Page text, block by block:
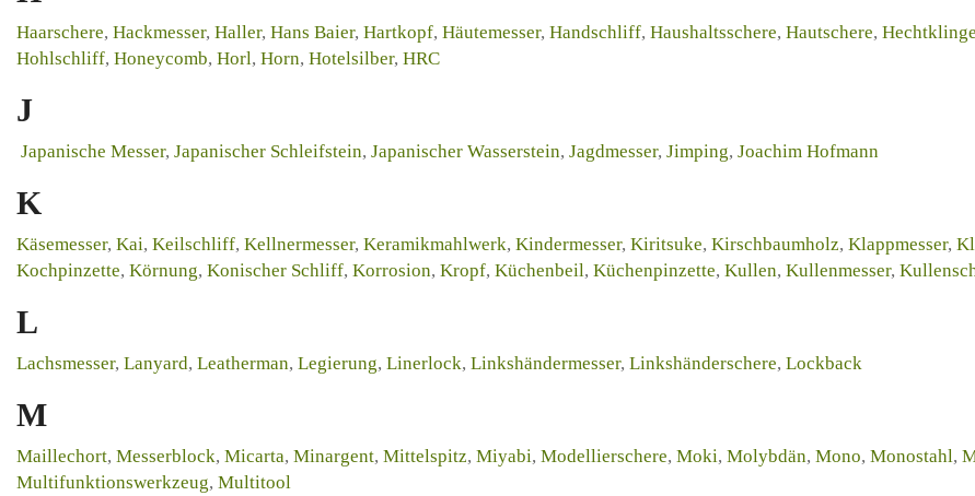
Haarschere, Hackmesser, Haller, Hans Baier, Hartkopf, Häutemesser, Handschliff, Haushaltsschere, Hautschere, Hechtklinge
Hohlschliff, Honeycomb, Horl, Horn, Hotelsilber, HRC
J
Japanische Messer, Japanischer Schleifstein, Japanischer Wasserstein, Jagdmesser, Jimping, Joachim Hofmann
K
Käsemesser, Kai, Keilschliff, Kellnermesser, Keramikmahlwerk, Kindermesser, Kiritsuke, Kirschbaumholz, Klappmesser,
Kochpinzette, Körnung, Konischer Schliff, Korrosion, Kropf, Küchenbeil, Küchenpinzette, Kullen, Kullenmesser,
L
Lachsmesser, Lanyard, Leatherman, Legierung, Linerlock, Linkshändermesser, Linkshänderschere, Lockback
M
Maillechort, Messerblock, Micarta, Minargent, Mittelspitz, Miyabi, Modellierschere, Moki, Molybdän, Mono, Monostahl,
Multifunktionswerkzeug, Multitool